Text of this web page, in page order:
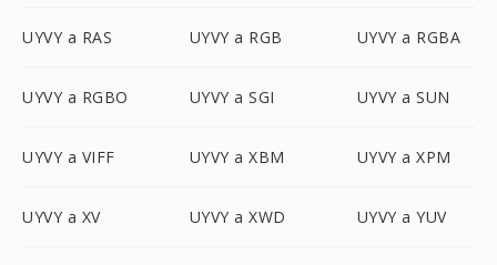
UYVY a RAS UYVY a RGB UYVY a RGBA
UYVY a RGBO UYVY a SGI UYVY a SUN
UYVY a VIFF UYVY a XBM UYVY a XPM
UYVY a XV UYVY a XWD UYVY a YUV